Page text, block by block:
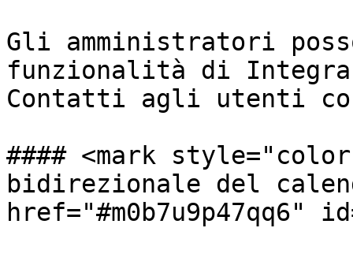
Gli amministratori
funzionalità di
Contatti agli utenti
#### <mark
bidirezionale del
href="#m0b7u9p47qq6"